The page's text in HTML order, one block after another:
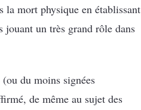
la mort physique en établissant
jouant un très grand rôle dans
du moins signées
de même au sujet des